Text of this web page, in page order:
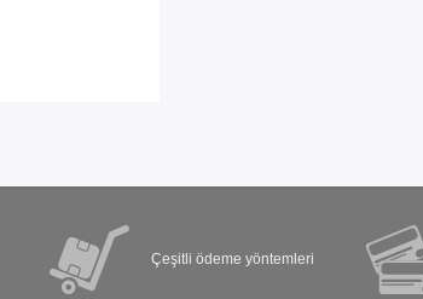
Çeşitli ödeme yöntemleri